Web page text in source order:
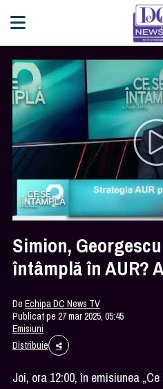
Simion,
întâmplă în AUR?
DeEchipa DC News TV
Publicat pe 27 mar 2025, 05:45
Emisiuni
Distribuie
Joi, ora 12:00, în emisiunea